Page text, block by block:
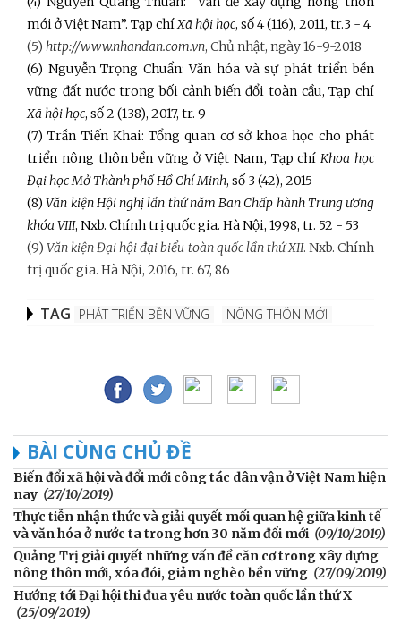
mới ở Việt Nam”. Tạp chíXã hội học, số 4 (116), 2011, tr.3 - 4
(5) http://www.nhandan.com.vn, Chủ nhật, ngày 16-9-2018
(6) Nguyễn Trọng Chuẩn: Văn hóa và sự phát triển bền
vững đất nước trong bối cảnh biến đổi toàn cầu, Tạp chí
Xã hội học, số 2 (138), 2017, tr. 9
(7) Trần Tiến Khai: Tổng quan cơ sở khoa học cho phát
triển nông thôn bền vững ở Việt Nam, Tạp chíKhoa học
Đại học Mở Thành phố Hồ Chí Minh, số 3 (42), 2015
(8)Văn kiện Hội nghị lần thứ năm Ban Chấp hành Trung ương
khóa VIII, Nxb. Chính trị quốc gia. Hà Nội, 1998, tr. 52 - 53
(9)Văn kiện Đại hội đại biểu toàn quốc lần thứ XII. Nxb. Chính
trị quốc gia. Hà Nội, 2016, tr. 67, 86
TAG PHÁT TRIỂN BỀN VỮNG NÔNG THÔN MỚI
BÀI CÙNG CHỦ ĐỀ
Biến đổi xã hội và đổi mới công tác dân vận ở Việt Nam hiện
nay (27/10/2019)
Thực tiễn nhận thức và giải quyết mối quan hệ giữa kinh tế
và văn hóa ở nước ta trong hơn 30 năm đổi mới (09/10/2019)
Quảng Trị giải quyết những vấn đề căn cơ trong xây dựng
nông thôn mới, xóa đói, giảm nghèo bền vững (27/09/2019)
Hướng tới Đại hội thi đua yêu nước toàn quốc lần thứ X
(25/09/2019)